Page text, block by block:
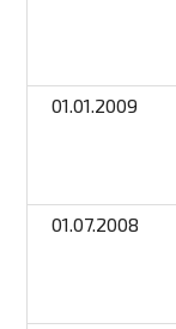
01.01.2009
01.07.2008